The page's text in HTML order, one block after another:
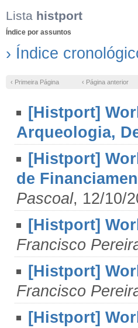
Lista histport
Índice por assuntos
› Índice
‹ Primeira Página ‹ Página anterior
[Histport]
Arqueologia,
[Histport]
de
Pascoal, 12/10/
[Histport]
Francisco
[Histport]
Francisco
[Histport]